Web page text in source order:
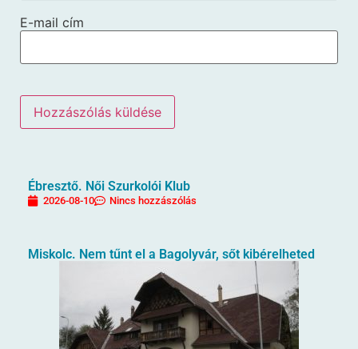
E-mail cím
Ébresztő. Női Szurkolói Klub
2026-08-10 Nincs hozzászólás
Miskolc. Nem tűnt el a Bagolyvár, sőt kibérelheted